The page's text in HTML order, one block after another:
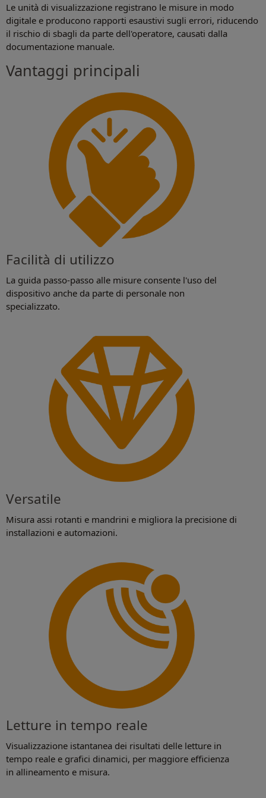
Le unità di visualizzazione registrano le misure in modo
digitale e producono rapporti esaustivi sugli errori, riducendo
il rischio di sbagli da parte dell'operatore, causati dalla
documentazione manuale.
Vantaggi principali
Facilità di utilizzo
La guida passo-passo alle misure consente l'uso del
dispositivo anche da parte di personale non
specializzato.
Versatile
Misura assi rotanti e mandrini e migliora la precisione di
installazioni e automazioni.
Letture in tempo reale
Visualizzazione istantanea dei risultati delle letture in
tempo reale e grafici dinamici, per maggiore efficienza
in allineamento e misura.